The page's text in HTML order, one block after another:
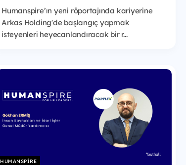
Humanspire’ın yeni röportajında kariyerine
Arkas Holding'de başlangıç yapmak
isteyenleri heyecanlandıracak bir r...
HUMANSPIRE